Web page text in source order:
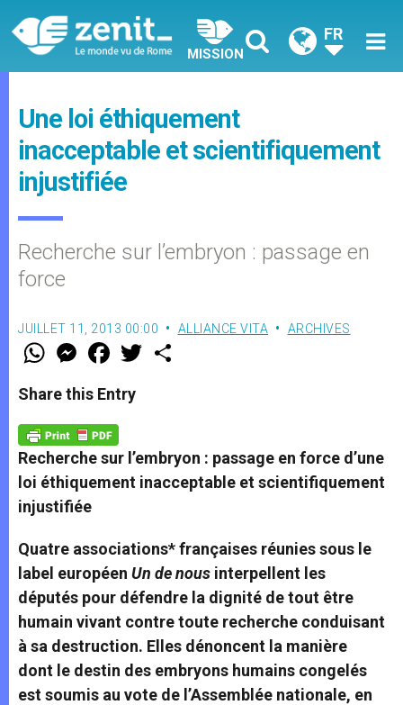
MISSION
FR
Une loi éthiquement
inacceptable et scientifiquement
injustifiée
Recherche sur l’embryon : passage en
force
JUILLET 11, 2013 00:00 ALLIANCE VITA ARCHIVES
W
t
s
p
p
M
e
s
e
g
e
r
F
a
e
b
o
k
w
Share this Entry
Recherche sur l’embryon : passage en force d’une
loi éthiquement inacceptable et scientifiquement
injustifiée
Quatre associations* françaises réunies sous le
label européen Un de nous interpellent les
députés pour défendre la dignité de tout être
humain vivant contre toute recherche conduisant
à sa destruction. Elles dénoncent la manière
dont le destin des embryons humains congelés
est soumis au vote de l’Assemblée nationale, en